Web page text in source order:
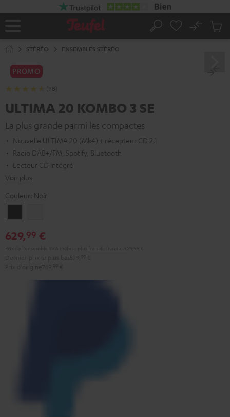
Page
Rechercher
No
STÉRÉO ENSEMBLES STÉRÉO
PROMO
(98)
ULTIMA 20 KOMBO 3 SE
La plus grande parmi les compactes
Nouvelle ULTIMA 20 (Mk4) + récepteur CD 2.1
Radio DAB+/FM, Spotify, Bluetooth
Lecteur CD intégré
Voir plus
Couleur: Noir
629,99 €